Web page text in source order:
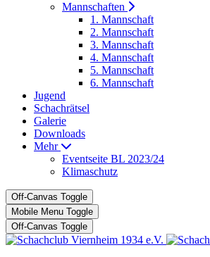
Mannschaften
1. Mannschaft
2. Mannschaft
3. Mannschaft
4. Mannschaft
5. Mannschaft
6. Mannschaft
Jugend
Schachrätsel
Galerie
Downloads
Mehr
Eventseite BL 2023/24
Klimaschutz
Off-Canvas Toggle
Mobile Menu Toggle
Off-Canvas Toggle